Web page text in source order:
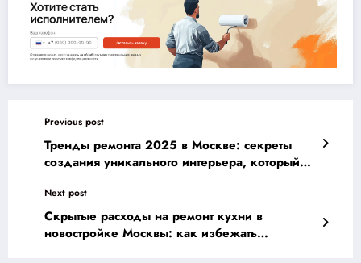
Previous post
Тренды ремонта 2025 в Москве: секреты
создания уникального интерьера, который
Next post
Скрытые расходы на ремонт кухни в
новостройке Москвы: как избежать